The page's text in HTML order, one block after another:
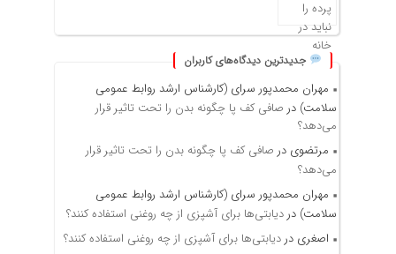
جدیدترین دیدگاه‌های کاربران
مهران محمدپور سرای (کارشناس ارشد روابط عمومی
سلامت) در صافی کف پا چگونه بدن را تحت تاثیر قرار
می‌دهد؟
مرتضوی در صافی کف پا چگونه بدن را تحت تاثیر قرار
می‌دهد؟
مهران محمدپور سرای (کارشناس ارشد روابط عمومی
سلامت) در دیابتی‌ها برای آشپزی از چه روغنی استفاده کنند؟
اصغری در دیابتی‌ها برای آشپزی از چه روغنی استفاده کنند؟